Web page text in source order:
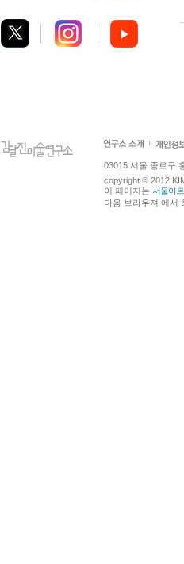
03015 서울 종로구
copyright © 2012
이 페이지는 서울아
다음 브라우져 에서